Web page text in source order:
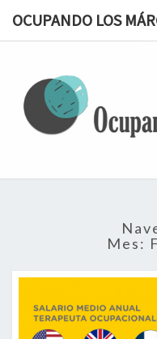
OCUPANDO LOS
Mes: